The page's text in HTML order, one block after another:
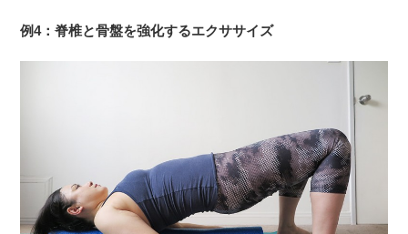
例4：脊椎と骨盤を強化するエクササイズ